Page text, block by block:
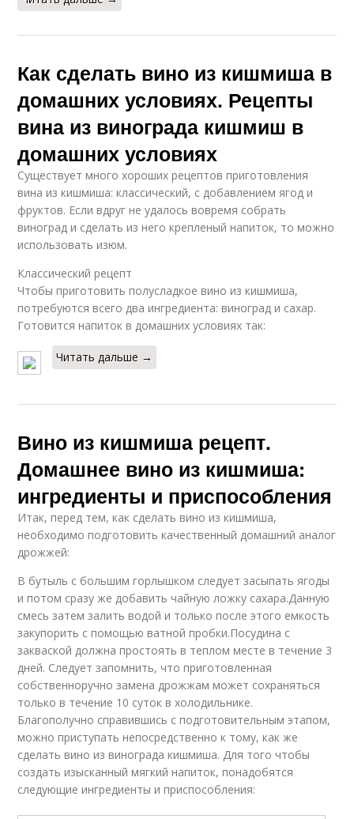
Как сделать вино из кишмиша в
домашних условиях. Рецепты
вина из винограда кишмиш в
домашних условиях
Существует много хороших рецептов приготовления
вина из кишмиша: классический, с добавлением ягод и
фруктов. Если вдруг не удалось вовремя собрать
виноград и сделать из него крепленый напиток, то можно
использовать изюм.
Классический рецепт
Чтобы приготовить полусладкое вино из кишмиша,
потребуются всего два ингредиента: виноград и сахар.
Готовится напиток в домашних условиях так:
Читать дальше →
Вино из кишмиша рецепт.
Домашнее вино из кишмиша:
ингредиенты и приспособления
Итак, перед тем, как сделать вино из кишмиша,
необходимо подготовить качественный домашний аналог
дрожжей:
В бутыль с большим горлышком следует засыпать ягоды
и потом сразу же добавить чайную ложку сахара.Данную
смесь затем залить водой и только после этого емкость
закупорить с помощью ватной пробки.Посудина с
закваской должна простоять в теплом месте в течение 3
дней. Следует запомнить, что приготовленная
собственноручно замена дрожжам может сохраняться
только в течение 10 суток в холодильнике.
Благополучно справившись с подготовительным этапом,
можно приступать непосредственно к тому, как же
сделать вино из винограда кишмиша. Для того чтобы
создать изысканный мягкий напиток, понадобятся
следующие ингредиенты и приспособления: